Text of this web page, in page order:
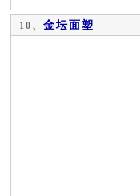
10、 金坛面塑